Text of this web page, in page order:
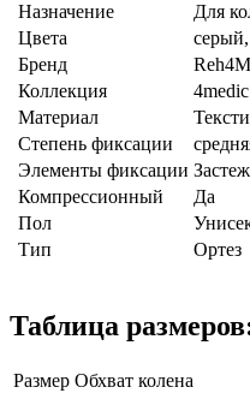
Назначение
Для
Цвета
Бренд
Коллекция
Материал
Степень фиксации
Элементы фиксации
Компрессионный
Да
Пол
Тип
Таблица
Размер Обхват колена